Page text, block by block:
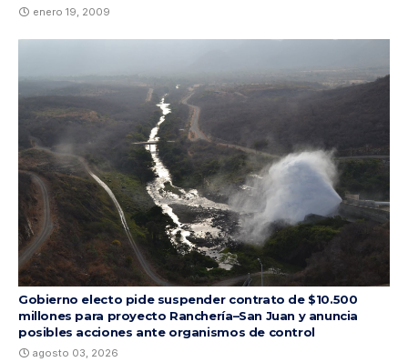
enero 19, 2009
Gobierno electo pide suspender contrato de $10.500
millones para proyecto Ranchería–San Juan y anuncia
posibles acciones ante organismos de control
agosto 03, 2026